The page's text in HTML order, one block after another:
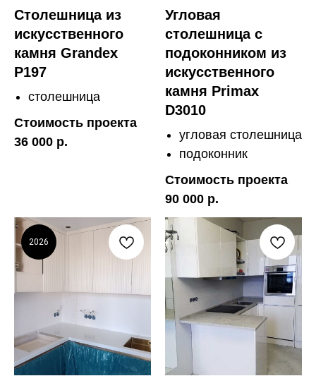
Столешница из
искусственного
камня Grandex
P197
столешница
Стоимость проекта
36 000 р.
Угловая
столешница с
подоконником из
искусственного
камня Primax
D3010
угловая столешница
подоконник
Стоимость проекта
90 000 р.
2026